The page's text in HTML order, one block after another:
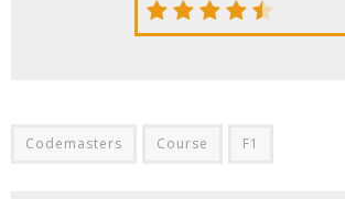
Codemasters Course F1